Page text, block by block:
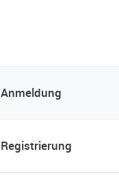
Anmeldung
Registrierung